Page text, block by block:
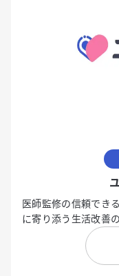
医師監修の信頼でき
に寄り添う生活改善